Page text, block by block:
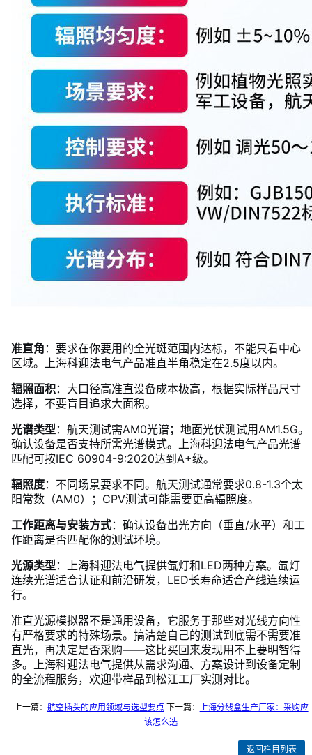
准直角 ：要求在你要用的全光斑范围内达标，不能只看中心
区域。上海科迎法电气产品准直半角稳定在2.5度以内。
辐照面积：大口径高准直设备成本极高，根据实际样品尺寸
选择，不要盲目追求大面积。
光谱类型：航天测试需AM0光谱；地面光伏测试用AM1.5G。
确认设备是否支持所需光谱模式。上海科迎法电气产品光谱
匹配可按IEC 60904-9:2020达到A+级。
辐照度：不同场景要求不同。航天测试通常要求0.8-1.3个太
阳常数（AM0）；CPV测试可能需要更高辐照度。
工作距离与安装方式：确认设备出光方向（垂直/水平）和工
作距离是否匹配你的测试环境。
光源类型：上海科迎法电气提供氙灯和LED两种方案。氙灯
连续光谱适合认证和前沿研发，LED长寿命适合产线连续运
行。
准直光源模拟器不是通用设备，它服务于那些对光线方向性
有严格要求的特殊场景。搞清楚自己的测试到底需不需要准
直光，再决定是否采购——这比买回来发现用不上要明智得
多。上海科迎法电气提供从需求沟通、方案设计到设备定制
的全流程服务，欢迎带样品到松江工厂实测对比。
上一篇： 航空插头的应用领域与选型要点 下一篇： 上海分线盒生产厂家：采购应
该怎么选
返回栏目列表